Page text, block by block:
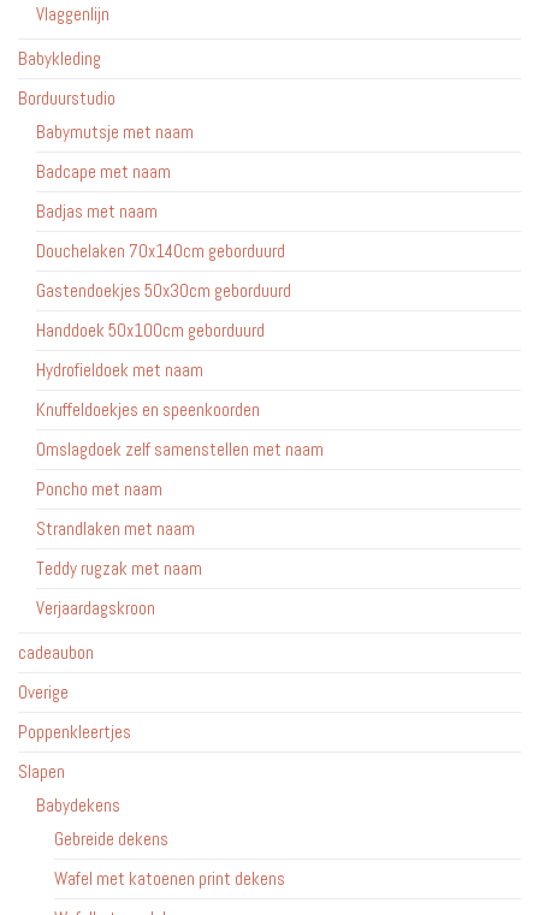
Vlaggenlijn
Babykleding
Borduurstudio
Babymutsje met naam
Badcape met naam
Badjas met naam
Douchelaken 70x140cm geborduurd
Gastendoekjes 50x30cm geborduurd
Handdoek 50x100cm geborduurd
Hydrofieldoek met naam
Knuffeldoekjes en speenkoorden
Omslagdoek zelf samenstellen met naam
Poncho met naam
Strandlaken met naam
Teddy rugzak met naam
Verjaardagskroon
cadeaubon
Overige
Poppenkleertjes
Slapen
Babydekens
Gebreide dekens
Wafel met katoenen print dekens